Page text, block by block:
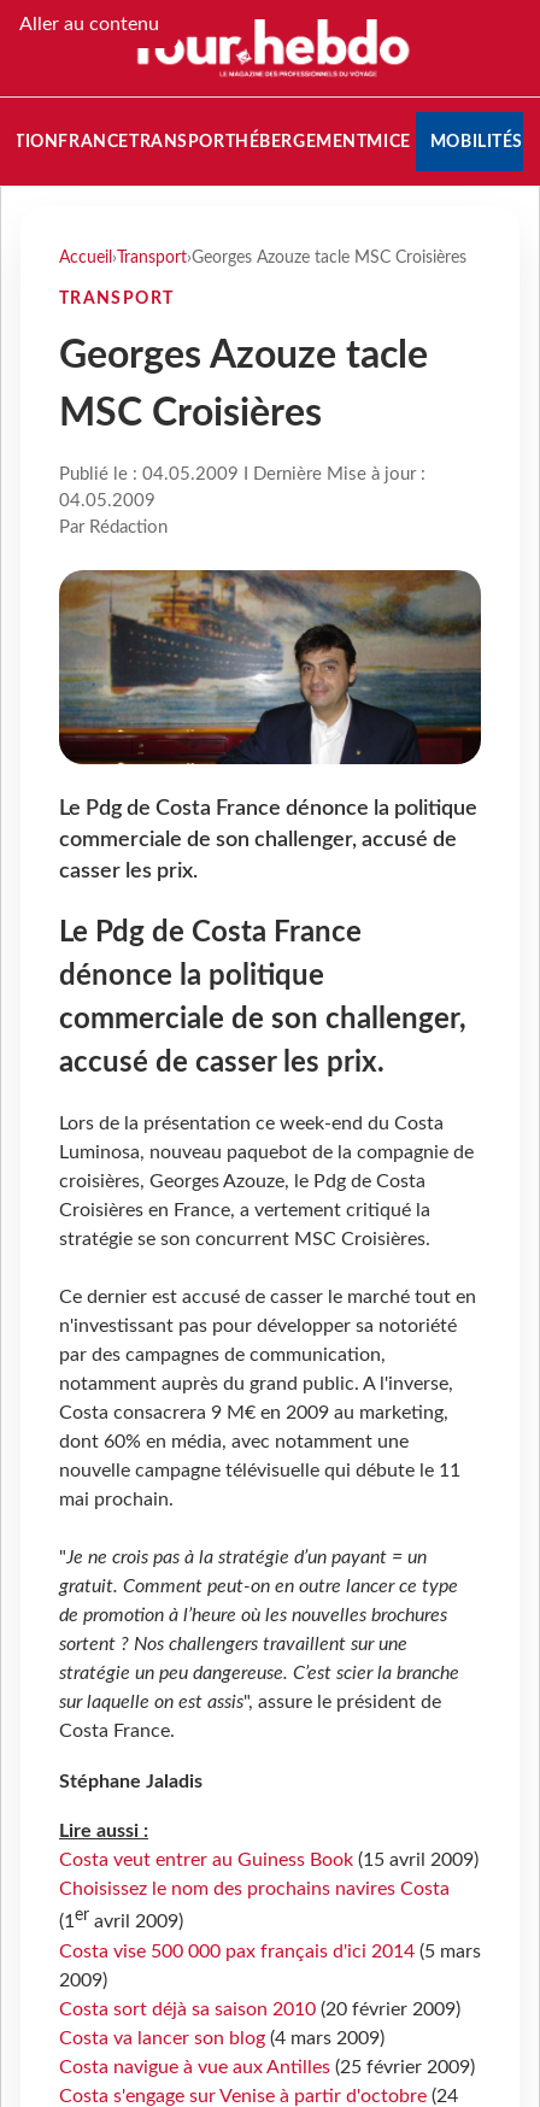
Aller au contenu
FRANCETRANSPORT HÉBERGEMENTMICE MOBILITÉS
Accueil › Transport›Georges Azouze tacle MSC Croisières
TRANSPORT
Georges Azouze tacle
MSC Croisières
Publié le : 04.05.2009 I Dernière Mise à jour :
04.05.2009
Par Rédaction
Le Pdg de Costa France dénonce la politique
commerciale de son challenger, accusé de
casser les prix.
Le Pdg de Costa France
dénonce la politique
commerciale de son challenger,
accusé de casser les prix.
Lors de la présentation ce week-end du Costa
Luminosa, nouveau paquebot de la compagnie de
croisières, Georges Azouze, le Pdg de Costa
Croisières en France, a vertement critiqué la
stratégie se son concurrent MSC Croisières.
Ce dernier est accusé de casser le marché tout en
n'investissant pas pour développer sa notoriété
par des campagnes de communication,
notamment auprès du grand public. A l'inverse,
Costa consacrera 9 M€ en 2009 au marketing,
dont 60% en média, avec notamment une
nouvelle campagne télévisuelle qui débute le 11
mai prochain.
"Je ne crois pas à la stratégie d’un payant = un
gratuit. Comment peut-on en outre lancer ce type
de promotion à l’heure où les nouvelles brochures
sortent ? Nos challengers travaillent sur une
stratégie un peu dangereuse. C’est scier la branche
sur laquelle on est assis", assure le président de
Costa France.
Stéphane Jaladis
Lire aussi :
Costa veut entrer au Guiness Book (15 avril 2009)
Choisissez le nom des prochains navires Costa
(1er avril 2009)
Costa vise 500 000 pax français d'ici 2014 (5 mars
2009)
Costa sort déjà sa saison 2010 (20 février 2009)
Costa va lancer son blog (4 mars 2009)
Costa navigue à vue aux Antilles (25 février 2009)
Costa s'engage sur Venise à partir d'octobre (24